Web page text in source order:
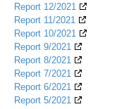
Report 12/2021
Report 11/2021
Report 10/2021
Report 9/2021
Report 8/2021
Report 7/2021
Report 6/2021
Report 5/2021